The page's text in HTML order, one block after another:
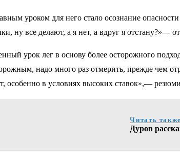
уроком для него стало осознание
ну все делают, а я нет, а вдруг я отстану?»—
урок лег в основу более осторожного
надо много раз отмерить, прежде чем
особенно в условиях высоких ставок»,—
Читать
Дуров